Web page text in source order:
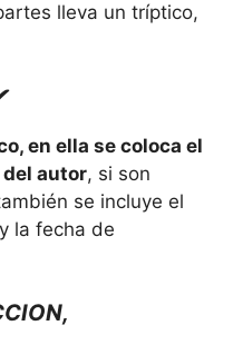
lleva un tríptico,
en ella se coloca el
autor, si son
se incluye el
la fecha de